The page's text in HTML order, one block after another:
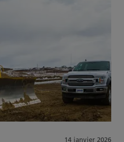
14 janvier 2026